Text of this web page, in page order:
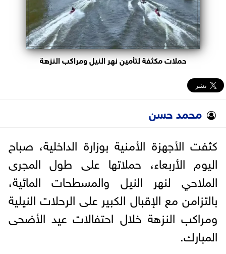
حملات مكثفة لتأمين نهر النيل ومراكب النزهة
محمد حسن
كثفت الأجهزة الأمنية بوزارة الداخلية، صباح
اليوم الأربعاء، حملاتها على طول المجرى
الملاحي لنهر النيل والمسطحات المائية،
بالتزامن مع الإقبال الكبير على الرحلات النيلية
ومراكب النزهة خلال احتفالات عيد الأضحى
المبارك.